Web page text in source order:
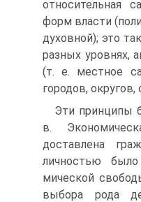
относи­тельная
форм власти
духовной); это
разных уровнях,
(т. е. местное
городов, округов,
Эти принципы
в.
доставлена
личностью
мической
выбора рода